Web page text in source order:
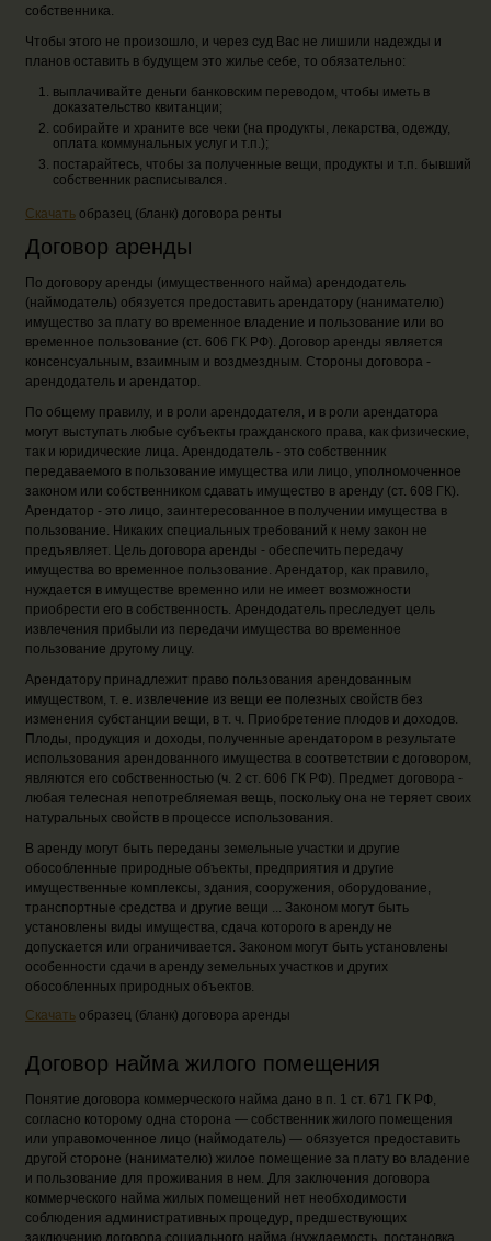
собственника.
Чтобы этого не произошло, и через суд Вас не лишили надежды и
планов оставить в будущем это жилье себе, то обязательно:
выплачивайте деньги банковским переводом, чтобы иметь в
доказательство квитанции;
собирайте и храните все чеки (на продукты, лекарства, одежду,
оплата коммунальных услуг и т.п.);
постарайтесь, чтобы за полученные вещи, продукты и т.п. бывший
собственник расписывался.
Скачать образец (бланк) договора ренты
Договор аренды
По договору аренды (имущественного найма) арендодатель
(наймодатель) обязуется предоставить арендатору (нанимателю)
имущество за плату во временное владение и пользование или во
временное пользование (ст. 606 ГК РФ). Договор аренды является
консенсуальным, взаимным и воздмездным. Стороны договора -
арендодатель и арендатор.
По общему правилу, и в роли арендодателя, и в роли арендатора
могут выступать любые субъекты гражданского права, как физические,
так и юридические лица. Арендодатель - это собственник
передаваемого в пользование имущества или лицо, уполномоченное
законом или собственником сдавать имущество в аренду (ст. 608 ГК).
Арендатор - это лицо, заинтересованное в получении имущества в
пользование. Никаких специальных требований к нему закон не
предъявляет. Цель договора аренды - обеспечить передачу
имущества во временное пользование. Арендатор, как правило,
нуждается в имуществе временно или не имеет возможности
приобрести его в собственность. Арендодатель преследует цель
извлечения прибыли из передачи имущества во временное
пользование другому лицу.
Арендатору принадлежит право пользования арендованным
имуществом, т. е. извлечение из вещи ее полезных свойств без
изменения субстанции вещи, в т. ч. Приобретение плодов и доходов.
Плоды, продукция и доходы, полученные арендатором в результате
использования арендованного имущества в соответствии с договором,
являются его собственностью (ч. 2 ст. 606 ГК РФ). Предмет договора -
любая телесная непотребляемая вещь, поскольку она не теряет своих
натуральных свойств в процессе использования.
В аренду могут быть переданы земельные участки и другие
обособленные природные объекты, предприятия и другие
имущественные комплексы, здания, сооружения, оборудование,
транспортные средства и другие вещи ... Законом могут быть
установлены виды имущества, сдача которого в аренду не
допускается или ограничивается. Законом могут быть установлены
особенности сдачи в аренду земельных участков и других
обособленных природных объектов.
Скачать образец (бланк) договора аренды
Договор найма жилого помещения
Понятие договора коммерческого найма дано в п. 1 ст. 671 ГК РФ,
согласно которому одна сторона — собственник жилого помещения
или управомоченное лицо (наймодатель) — обязуется предоставить
другой стороне (нанимателю) жилое помещение за плату во владение
и пользование для проживания в нем. Для заключения договора
коммерческого найма жилых помещений нет необходимости
соблюдения административных процедур, предшествующих
заключению договора социального найма (нуждаемость, постановка